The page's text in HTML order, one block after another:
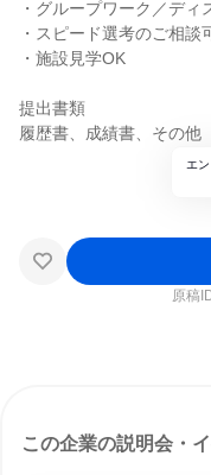
・グループワーク／ディ
・スピード選考のご相談
・施設見学OK
提出書類
履歴書、成績書、その他
エ
原稿
この企業の説明会・